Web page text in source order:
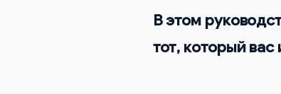
В этом
тот, который вас